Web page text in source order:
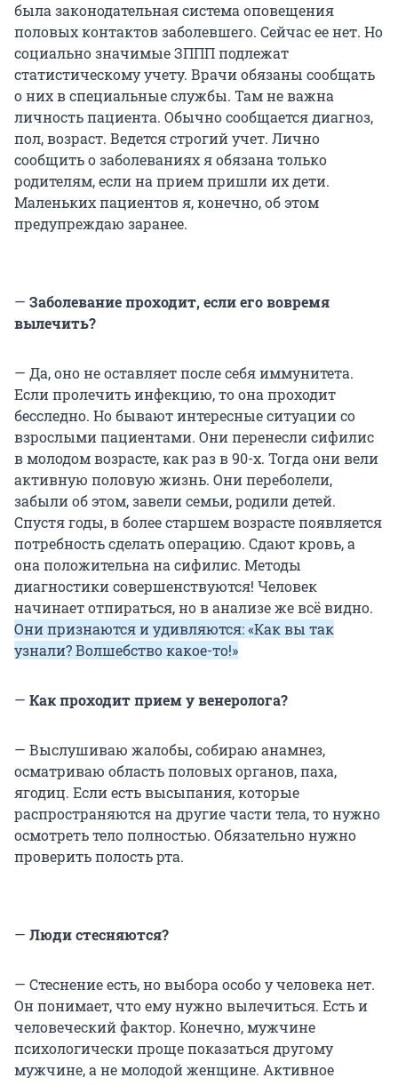
была законодательная система оповещения
половых контактов заболевшего. Сейчас ее нет. Но
социально значимые ЗППП подлежат
статистическому учету. Врачи обязаны сообщать
о них в специальные службы. Там не важна
личность пациента. Обычно сообщается диагноз,
пол, возраст. Ведется строгий учет. Лично
сообщить о заболеваниях я обязана только
родителям, если на прием пришли их дети.
Маленьких пациентов я, конечно, об этом
предупреждаю заранее.
— Заболевание проходит, если его вовремя
вылечить?
— Да, оно не оставляет после себя иммунитета.
Если пролечить инфекцию, то она проходит
бесследно. Но бывают интересные ситуации со
взрослыми пациентами. Они перенесли сифилис
в молодом возрасте, как раз в 90-х. Тогда они вели
активную половую жизнь. Они переболели,
забыли об этом, завели семьи, родили детей.
Спустя годы, в более старшем возрасте появляется
потребность сделать операцию. Сдают кровь, а
она положительна на сифилис. Методы
диагностики совершенствуются! Человек
начинает отпираться, но в анализе же всё видно.
Они признаются и удивляются: «Как вы так
узнали? Волшебство какое-то!»
— Как проходит прием у венеролога?
— Выслушиваю жалобы, собираю анамнез,
осматриваю область половых органов, паха,
ягодиц. Если есть высыпания, которые
распространяются на другие части тела, то нужно
осмотреть тело полностью. Обязательно нужно
проверить полость рта.
— Люди стесняются?
— Стеснение есть, но выбора особо у человека нет.
Он понимает, что ему нужно вылечиться. Есть и
человеческий фактор. Конечно, мужчине
психологически проще показаться другому
мужчине, а не молодой женщине. Активное